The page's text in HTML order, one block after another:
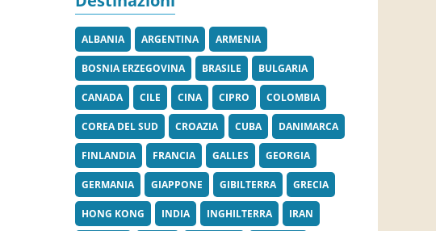
ALBANIA ARGENTINA ARMENIA
BOSNIA ERZEGOVINA BRASILE BULGARIA
CANADA CILE CINA CIPRO COLOMBIA
COREA DEL SUD CROAZIA CUBA DANIMARCA
FINLANDIA FRANCIA GALLES GEORGIA
GERMANIA GIAPPONE GIBILTERRA GRECIA
HONG KONG INDIA INGHILTERRA IRAN